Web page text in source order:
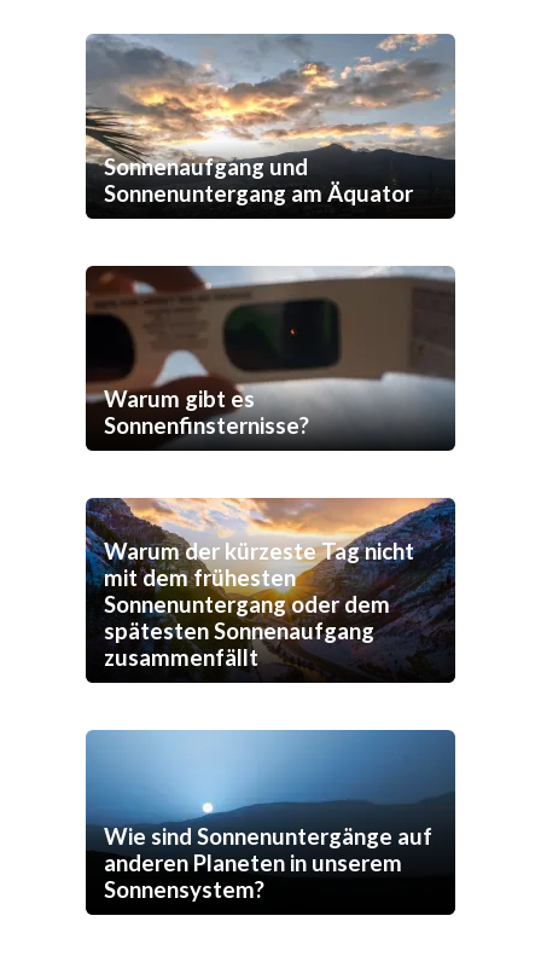
Sonnenaufgang und
Sonnenuntergang am Äquator
Warum gibt es
Sonnenfinsternisse?
Warum der kürzeste Tag nicht
mit dem frühesten
Sonnenuntergang oder dem
spätesten Sonnenaufgang
zusammenfällt
Wie sind Sonnenuntergänge auf
anderen Planeten in unserem
Sonnensystem?